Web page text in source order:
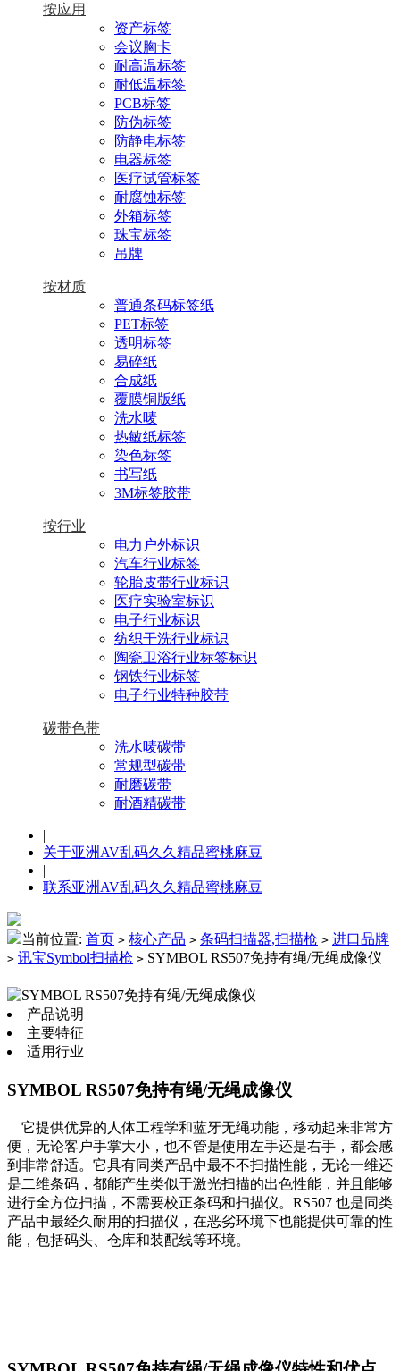
按应用
资产标签
会议胸卡
耐高温标签
耐低温标签
PCB标签
防伪标签
防静电标签
电器标签
医疗试管标签
耐腐蚀标签
外箱标签
珠宝标签
吊牌
按材质
普通条码标签纸
PET标签
透明标签
易碎纸
合成纸
覆膜铜版纸
洗水唛
热敏纸标签
染色标签
书写纸
3M标签胶带
按行业
电力户外标识
汽车行业标签
轮胎皮带行业标识
医疗实验室标识
电子行业标识
纺织干洗行业标识
陶瓷卫浴行业标签标识
钢铁行业标签
电子行业特种胶带
碳带色带
洗水唛碳带
常规型碳带
耐磨碳带
耐酒精碳带
|
关于亚洲AV乱码久久精品蜜桃麻豆
|
联系亚洲AV乱码久久精品蜜桃麻豆
当前位置: 首页 > 核心产品 > 条码扫描器,扫描枪 > 进口品牌
> 讯宝Symbol扫描枪 > SYMBOL RS507免持有绳/无绳成像仪
产品说明
主要特征
适用行业
SYMBOL RS507免持有绳/无绳成像仪
它提供优异的人体工程学和蓝牙无绳功能，移动起来非常方
便，无论客户手掌大小，也不管是使用左手还是右手，都会感
到非常舒适。它具有同类产品中最不不扫描性能，无论一维还
是二维条码，都能产生类似于激光扫描的出色性能，并且能够
进行全方位扫描，不需要校正条码和扫描仪。RS507 也是同类
产品中最经久耐用的扫描仪，在恶劣环境下也能提供可靠的性
能，包括码头、仓库和装配线等环境。